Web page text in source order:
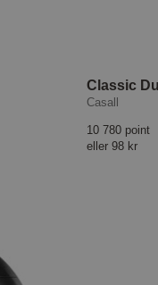
Classic
Casall
10 780 point
eller 98 kr